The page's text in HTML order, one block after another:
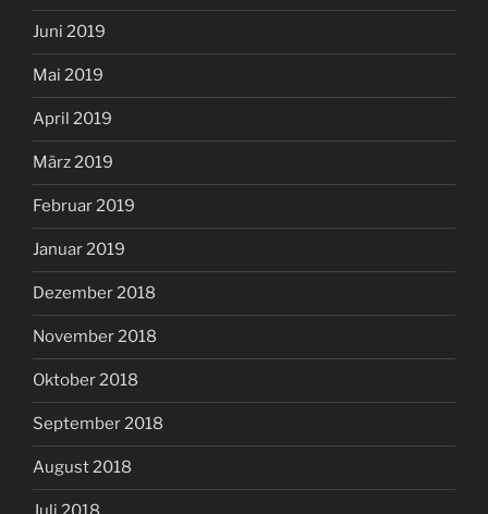
Juni 2019
Mai 2019
April 2019
März 2019
Februar 2019
Januar 2019
Dezember 2018
November 2018
Oktober 2018
September 2018
August 2018